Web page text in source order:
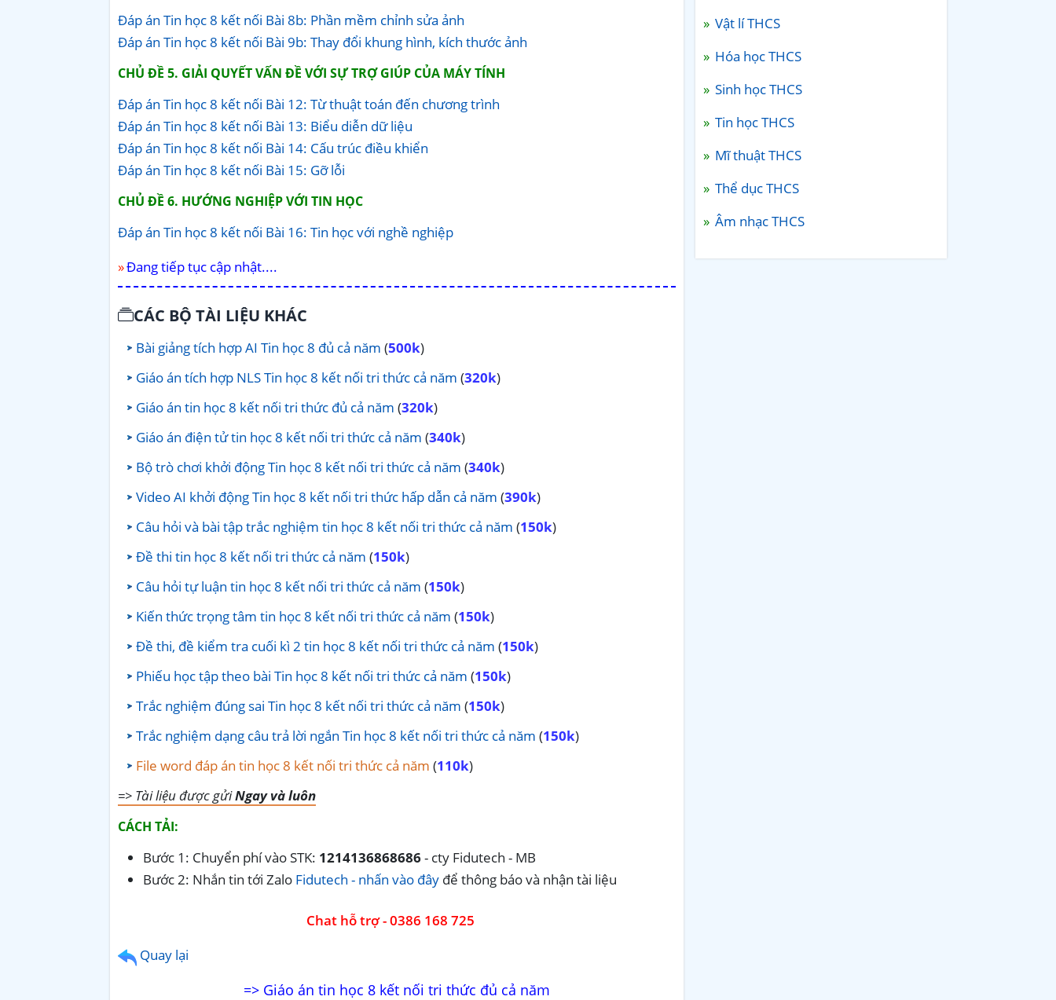
Đáp án Tin học 8 kết nối Bài 8b: Phần mềm chỉnh sửa ảnh
Đáp án Tin học 8 kết nối Bài 9b: Thay đổi khung hình, kích thước ảnh
CHỦ ĐỀ 5. GIẢI QUYẾT VẤN ĐỀ VỚI SỰ TRỢ GIÚP CỦA MÁY TÍNH
Đáp án Tin học 8 kết nối Bài 12: Từ thuật toán đến chương trình
Đáp án Tin học 8 kết nối Bài 13: Biểu diễn dữ liệu
Đáp án Tin học 8 kết nối Bài 14: Cấu trúc điều khiển
Đáp án Tin học 8 kết nối Bài 15: Gỡ lỗi
CHỦ ĐỀ 6. HƯỚNG NGHIỆP VỚI TIN HỌC
Đáp án Tin học 8 kết nối Bài 16: Tin học với nghề nghiệp
Đang tiếp tục cập nhật....
CÁC BỘ TÀI LIỆU KHÁC
Bài giảng tích hợp AI Tin học 8 đủ cả năm (500k)
Giáo án tích hợp NLS Tin học 8 kết nối tri thức cả năm (320k)
Giáo án tin học 8 kết nối tri thức đủ cả năm (320k)
Giáo án điện tử tin học 8 kết nối tri thức cả năm (340k)
Bộ trò chơi khởi động Tin học 8 kết nối tri thức cả năm (340k)
Video AI khởi động Tin học 8 kết nối tri thức hấp dẫn cả năm (390k)
Câu hỏi và bài tập trắc nghiệm tin học 8 kết nối tri thức cả năm (150k)
Đề thi tin học 8 kết nối tri thức cả năm (150k)
Câu hỏi tự luận tin học 8 kết nối tri thức cả năm (150k)
Kiến thức trọng tâm tin học 8 kết nối tri thức cả năm (150k)
Đề thi, đề kiểm tra cuối kì 2 tin học 8 kết nối tri thức cả năm (150k)
Phiếu học tập theo bài Tin học 8 kết nối tri thức cả năm (150k)
Trắc nghiệm đúng sai Tin học 8 kết nối tri thức cả năm (150k)
Trắc nghiệm dạng câu trả lời ngắn Tin học 8 kết nối tri thức cả năm (150k)
File word đáp án tin học 8 kết nối tri thức cả năm (110k)
=> Tài liệu được gửiNgay và luôn
CÁCH TẢI:
Bước 1: Chuyển phí vào STK: 1214136868686- cty Fidutech - MB
Bước 2: Nhắn tin tới Zalo Fidutech - nhấn vào đâyđể thông báo và nhận tài liệu
Chat hỗ trợ - 0386 168 725
Quay lại
=> Giáo án tin học 8 kết nối tri thức đủ cả năm
Vật lí THCS
Hóa học THCS
Sinh học THCS
Tin học THCS
Mĩ thuật THCS
Thể dục THCS
Âm nhạc THCS